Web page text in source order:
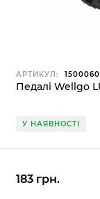
АРТИКУЛ: 1500060
Педалі Wellgo
У НАЯВНОСТІ
183 грн.